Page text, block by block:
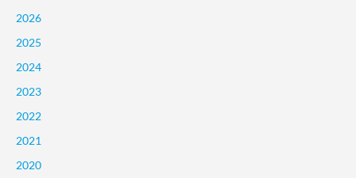
2026
2025
2024
2023
2022
2021
2020